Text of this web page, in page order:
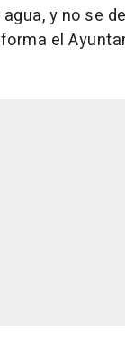
y no se
el